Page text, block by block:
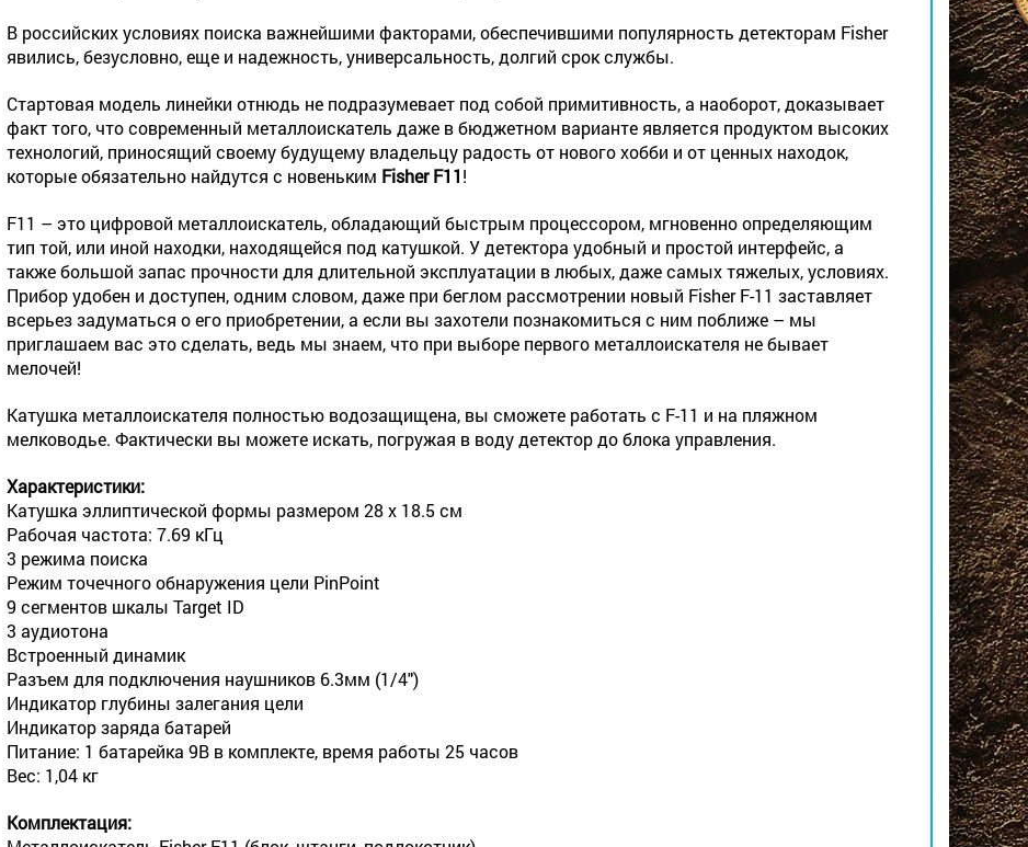
В российских условиях поиска важнейшими факторами, обеспечившими популярность детекторам Fisher
явились, безусловно, еще и надежность, универсальность, долгий срок службы.
Стартовая модель линейки отнюдь не подразумевает под собой примитивность, а наоборот, доказывает
факт того, что современный металлоискатель даже в бюджетном варианте является продуктом высоких
технологий, приносящий своему будущему владельцу радость от нового хобби и от ценных находок,
которые обязательно найдутся с новеньким Fisher F11!
F11 – это цифровой металлоискатель, обладающий быстрым процессором, мгновенно определяющим
тип той, или иной находки, находящейся под катушкой. У детектора удобный и простой интерфейс, а
также большой запас прочности для длительной эксплуатации в любых, даже самых тяжелых, условиях.
Прибор удобен и доступен, одним словом, даже при беглом рассмотрении новый Fisher F-11 заставляет
всерьез задуматься о его приобретении, а если вы захотели познакомиться с ним поближе – мы
приглашаем вас это сделать, ведь мы знаем, что при выборе первого металлоискателя не бывает
мелочей!
Катушка металлоискателя полностью водозащищена, вы сможете работать с F-11 и на пляжном
мелководье. Фактически вы можете искать, погружая в воду детектор до блока управления.
Характеристики:
Катушка эллиптической формы размером 28 х 18.5 см
Рабочая частота: 7.69 кГц
3 режима поиска
Режим точечного обнаружения цели PinPoint
9 сегментов шкалы Target ID
3 аудиотона
Встроенный динамик
Разъем для подключения наушников 6.3мм (1/4")
Индикатор глубины залегания цели
Индикатор заряда батарей
Питание: 1 батарейка 9В в комплекте, время работы 25 часов
Вес: 1,04 кг
Комплектация: